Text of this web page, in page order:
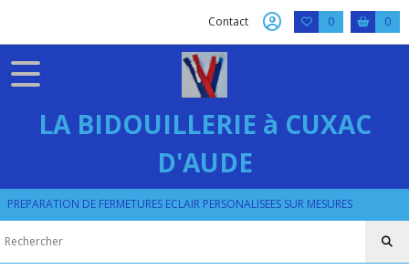
Contact 0 0
LA BIDOUILLERIE à CUXAC
D'AUDE
PREPARATION DE FERMETURES ECLAIR PERSONALISEES SUR MESURES